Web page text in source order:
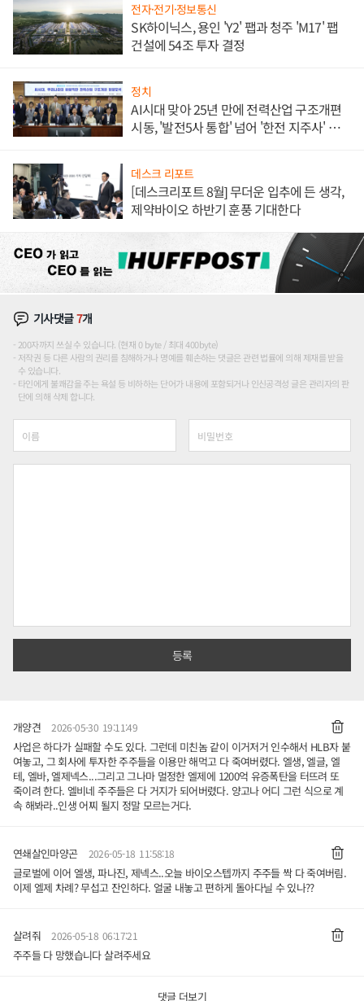
전자·전기·정보통신
SK하이닉스, 용인 'Y2' 팹과 청주 'M17' 팹
건설에 54조 투자 결정
정치
AI시대 맞아 25년 만에 전력산업 구조개편
시동, '발전5사 통합' 넘어 '한전 지주사' 재편
데스크 리포트
[데스크리포트 8월] 무더운 입추에 든 생각,
제약바이오 하반기 훈풍 기대한다
기사댓글7개
200자까지 쓰실 수 있습니다. (현재 0 byte / 최대 400byte)
저작권 등 다른 사람의 권리를 침해하거나 명예를 훼손하는 댓글은 관련 법률에 의해 제재를 받을
수 있습니다.
타인에게 불쾌감을 주는 욕설 등 비하하는 단어가 내용에 포함되거나 인신공격성 글은 관리자의 판
단에 의해 삭제 합니다.
개양견 2026-05-30 19:11:49
사업은 하다가 실패할 수도 있다. 그런데 미친놈 같이 이거저거 인수해서 HLB자 붙
여놓고, 그 회사에 투자한 주주들을 이용만 해먹고 다 죽여버렸다. 엘생, 엘글, 엘
테, 엘바, 엘제넥스...그리고 그나마 멀정한 엘제에 1200억 유증폭탄을 터뜨려 또
죽이려 한다. 엘비네 주주들은 다 거지가 되어버렸다. 양고나 어디 그런 식으로 계
속 해봐라..인생 어찌 될지 정말 모르는거다.
연쇄살인마양곤 2026-05-18 11:58:18
글로벌에 이어 엘생, 파나진, 제넥스..오늘 바이오스텝까지 주주들 싹 다 죽여버림.
이제 엘제 차례? 무섭고 잔인하다. 얼굴 내놓고 편하게 돌아다닐 수 있나??
살려줘 2026-05-18 06:17:21
주주들 다 망했습니다 살려주세요
댓글 더보기